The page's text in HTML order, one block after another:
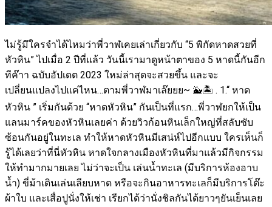
ไม่รู้มึใครจำได้ไหมว่าพี่วาฬเคยเล่าเกี่ยวกับ “5 พิกัดหาดสวยที่
หัวหิน” ไปเมื่อ 2 ปีที่แล้ว วันนี้เรามาดูหน้าตาของ 5 หาดนี้กันอีก
ทีค๊าา ฉบับอัปเดต 2023 ใหม่ล่าสุดจะสวยขึ้น และจะ
เปลี่ยนแปลงไปแค่ไหน…ตามพี่วาฬมาเล๊ยยย~ 🐳🏝 . 1.“ หาด
หัวหิน ” เริ่มกันด้วย “หาดหัวหิน” กันเป็นที่แรก…พี่วาฬยกให้เป็น
แลนมาร์คของหัวหินเลยค่า ด้วยวิวก้อนหินเล็กใหญ่ที่สลับซับ
ซ้อนกันอยู่ในทะเล ทำให้หาดหัวหินมีเสน่ห์ไปอีกแบบ ใครเห็นก็
รู้ได้เลยว่าที่นี่หัวหิน หาดใจกลางเมืองหัวหินที่มาแล้วมีกิจกรรม
ให้ทำมากมายเลย ไม่ว่าจะเป็น เล่นน้ำทะเล (มีบริการห้องอาบ
น้ำ) ขี่ม้าเดินเล่นเลียบหาด หรือจะกินอาหารทะเลก็มีบริการโต๊ะ
ผ้าใบ และเสื่อปูนั่งให้เช่า เรียกได้ว่านั่งชิลกันได้ยาวๆยันเย็นเลย